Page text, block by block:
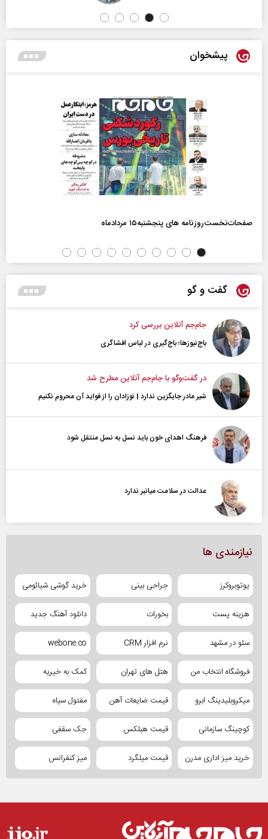
پیشخوان
صفحات‌نخست‌روزنامه ها‌ی پنجشنبه‌۱۵ مردادماه
گفت و گو
جام‌جم آنلاین بررسی کرد
باج‌نیوزها؛ باج‌گیری در لباس افشاگری
در گفت‌و‌گو با جام‌جم آنلاین مطرح شد
شیر مادر جایگزین ندارد | نوزادان را از فواید آن محروم نکنیم
فرهنگ اهدای خون باید نسل به نسل منتقل شود
عدالت در سلامت میانبر ندارد
نیازمندی ها
یوتوبروکرز جراحی بینی خرید گوشی شیائومی
هزینه پست بخورات دانلود آهنگ جدید
سئو در مشهد نرم افزار CRM webone.co
فروشگاه انتخاب من هتل های تهران کمک به خیریه
میکروبلیدینگ ابرو قیمت ضایعات آهن مفتول سیاه
کوچینگ سازمانی قیمت هبلکس جک سقفی
خرید میز اداری مدرن قیمت میلگرد میز کنفرانس